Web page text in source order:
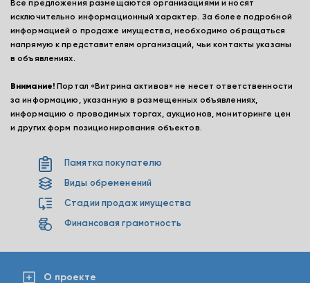
Все предложения размещаются организациями и носят
исключительно информационный характер. За более подробной
информацией о продаже имущества, необходимо обращаться
напрямую к представителям организаций, чьи контакты указаны
в объявлениях.
Внимание! Портал «Витрина активов» не несет ответственности
за информацию, указанную в размещенных объявлениях,
информацию о проводимых торгах, аукционов, мониторинге цен
и других форм позиционирования объектов.
Памятка покупателю
Виды обременений
Стадии продаж имущества
Финансовая грамотность
О проекте